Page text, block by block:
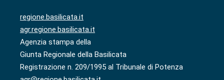
regione.basilicata.it
agr.regione.basilicata.it
Agenzia stampa della
Giunta Regionale della Basilicata
Registrazione n. 209/1995 al Tribunale di Potenza